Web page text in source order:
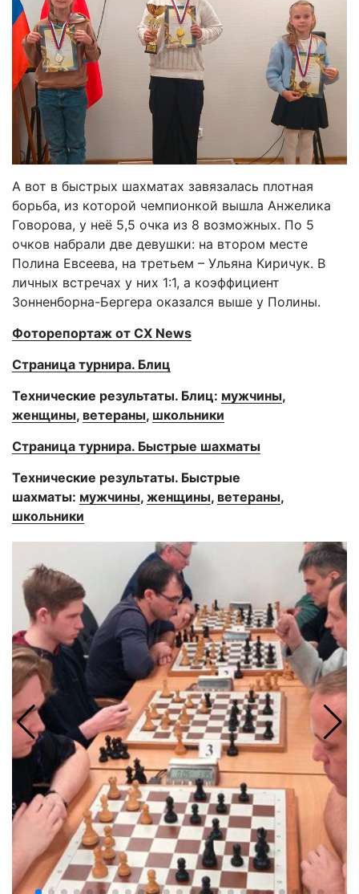
А вот в быстрых шахматах завязалась плотная
борьба, из которой чемпионкой вышла Анжелика
Говорова, у неё 5,5 очка из 8 возможных. По 5
очков набрали две девушки: на втором месте
Полина Евсеева, на третьем – Ульяна Киричук. В
личных встречах у них 1:1, а коэффициент
Зонненборна-Бергера оказался выше у Полины.
Фоторепортаж от CX News
Страница турнира. Блиц
Технические результаты. Блиц: мужчины,
женщины, ветераны, школьники
Страница турнира. Быстрые шахматы
Технические результаты. Быстрые
шахматы: мужчины, женщины, ветераны,
школьники